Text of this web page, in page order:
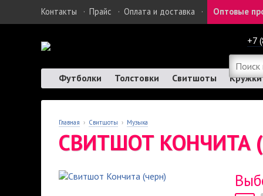
Контакты · Прайс · Оплата и доставка · Оптовые
+7
Футболки Толстовки Свитшоты Кружки
Главная › Свитшоты › Музыка
СВИТШОТ КОНЧИТА